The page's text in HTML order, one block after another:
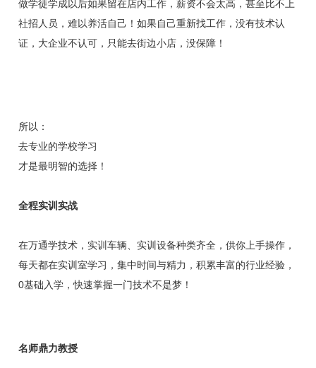
做学徒学成以后如果留在店内工作，薪资不会太高，甚至比不上
社招人员，难以养活自己！如果自己重新找工作，没有技术认
证，大企业不认可，只能去街边小店，没保障！
所以：
去专业的学校学习
才是最明智的选择！
全程实训实战
在万通学技术，实训车辆、实训设备种类齐全，供你上手操作，
每天都在实训室学习，集中时间与精力，积累丰富的行业经验，
0基础入学，快速掌握一门技术不是梦！
名师鼎力教授